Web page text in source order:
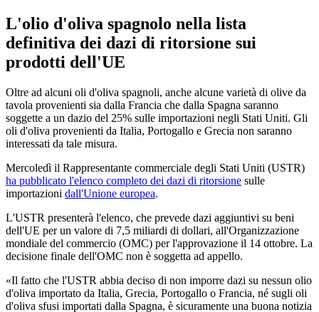
L'olio d'oliva spagnolo nella lista
definitiva dei dazi di ritorsione sui
prodotti dell'UE
Oltre ad alcuni oli d'oliva spagnoli, anche alcune varietà di olive da
tavola provenienti sia dalla Francia che dalla Spagna saranno
soggette a un dazio del 25% sulle importazioni negli Stati Uniti. Gli
oli d'oliva provenienti da Italia, Portogallo e Grecia non saranno
interessati da tale misura.
Mercoledì il Rappresentante commerciale degli Stati Uniti (USTR)
ha pubblicato l'elenco completo dei dazi di ritorsione sulle
importazioni dall'Unione europea.
L'USTR presenterà l'elenco, che prevede dazi aggiuntivi su beni
dell'UE per un valore di 7,5 miliardi di dollari, all'Organizzazione
mondiale del commercio (OMC) per l'approvazione il 14 ottobre. La
decisione finale dell'OMC non è soggetta ad appello.
Il fatto che l'USTR abbia deciso di non imporre dazi su nessun olio
d'oliva importato da Italia, Grecia, Portogallo o Francia, né sugli oli
d'oliva sfusi importati dalla Spagna, è sicuramente una buona notizia